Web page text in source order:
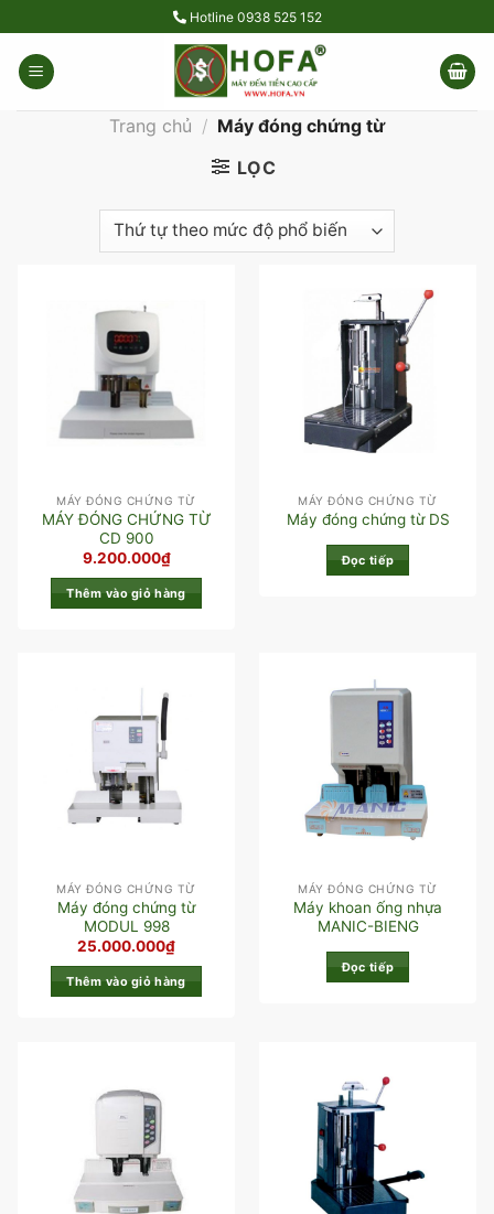
to
content
Hotline 0938 525 152
Trang chủ / Máy đóng chứng từ
LỌC
MÁY ĐÓNG CHỨNG TỪ
MÁY ĐÓNG CHỨNG TỪ
CD 900
9.200.000₫
Thêm vào giỏ hàng
MÁY ĐÓNG CHỨNG TỪ
Máy đóng chứng từ DS
Đọc tiếp
MÁY ĐÓNG CHỨNG TỪ
Máy đóng chứng từ
MODUL 998
25.000.000₫
Thêm vào giỏ hàng
MÁY ĐÓNG CHỨNG TỪ
Máy khoan ống nhựa
MANIC-BIENG
Đọc tiếp